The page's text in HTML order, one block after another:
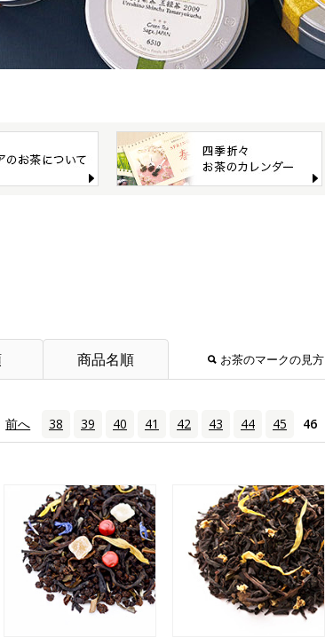
商品名順 お茶のマークの見方
前へ 38 39 40 41 42 43 44 45 46